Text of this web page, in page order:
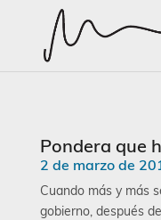
Pondera que
2 de marzo de
Cuando más y más
gobierno, después